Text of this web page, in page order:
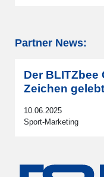
Partner News:
Der BLITZbee
Zeichen
10.06.2025
Sport-Marketing